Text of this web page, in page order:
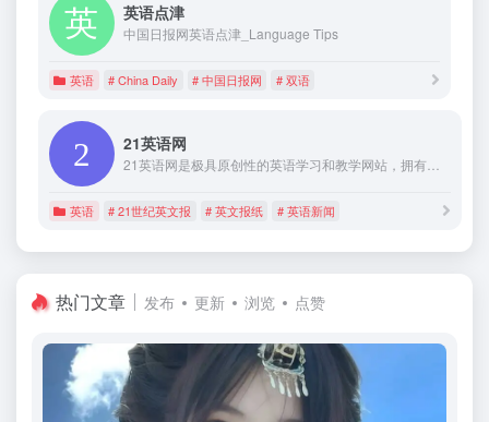
英语点津
中国日报网英语点津_Language Tips
英语 # China Daily # 中国日报网 # 双语
21英语网
21英语网是极具原创性的英语学习和教学网站，拥有独家的英语学习资料及教育资料，专注于打造最具人气的英语学习交流平台，为全国英语学习者和教育者提供专业服务。
英语 # 21世纪英文报 # 英文报纸 # 英语新闻
热门文章 发布 更新 浏览 点赞